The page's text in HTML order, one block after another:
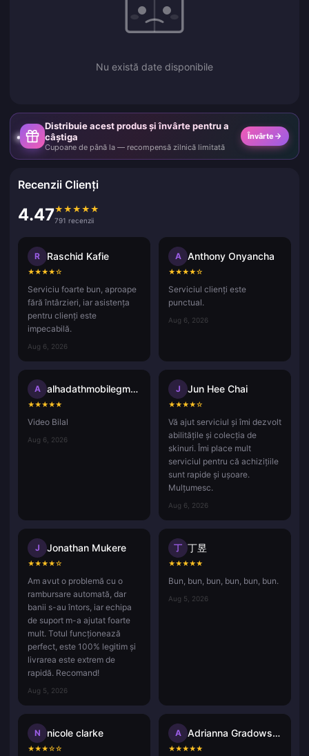
Nu există date disponibile
Distribuie acest produs și învârte pentru a
câștiga
Cupoane de până la — recompensă zilnică limitată
Învârte
Recenzii Clienți
4.47★ ★ ★ ★ ★
791 recenzii
R Raschid Kafie
★★★★☆
Serviciu foarte bun, aproape
fără întârzieri, iar asistența
pentru clienți este
impecabilă.
Aug 6, 2026
A Anthony Onyancha
★★★★☆
Serviciul clienți este
punctual.
Aug 6, 2026
A alhadathmobilegmail.com
★★★★★
Video Bilal
Aug 6, 2026
J Jun Hee Chai
★★★★☆
Vă ajut serviciul și îmi dezvolt
abilitățile și colecția de
skinuri. Îmi place mult
serviciul pentru că achizițiile
sunt rapide și ușoare.
Mulțumesc.
Aug 6, 2026
J Jonathan Mukere
★★★★☆
Am avut o problemă cu o
rambursare automată, dar
banii s-au întors, iar echipa
de suport m-a ajutat foarte
mult. Totul funcționează
perfect, este 100% legitim și
livrarea este extrem de
rapidă. Recomand!
Aug 5, 2026
丁 丁昱
★★★★★
Bun, bun, bun, bun, bun, bun.
Aug 5, 2026
N nicole clarke
★★★☆☆
A Adrianna Gradowska
★★★★★